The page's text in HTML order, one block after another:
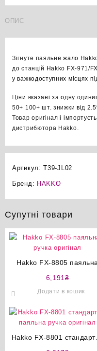
паяльне
ОПИС
Зігнуте паяльне жало
до станцій Hakko FX-971/
у важкодоступних місцях
Ціни вказані за одну
50+ 100+ шт. знижки від
Товар оригінал і
дистрибютора Hakko.
Артикул:T39-JL02
Бренд: HAKKO
Супутні товари
Hakko FX-8805 паяльна
6,191₴
Додати в кошик
Hakko FX-8801